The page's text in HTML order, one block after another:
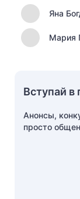
Яна
Мария
Вступай в
Анонсы,
просто